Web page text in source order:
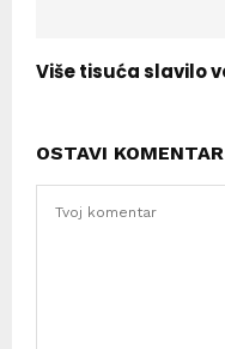
Više tisuća slavilo
OSTAVI KOMENTAR